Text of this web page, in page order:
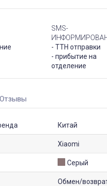
SMS-
- ТТН отправки
- прибытие на
отделение
Отзывы
Китай
Xiaomi
Серый
Обмен/